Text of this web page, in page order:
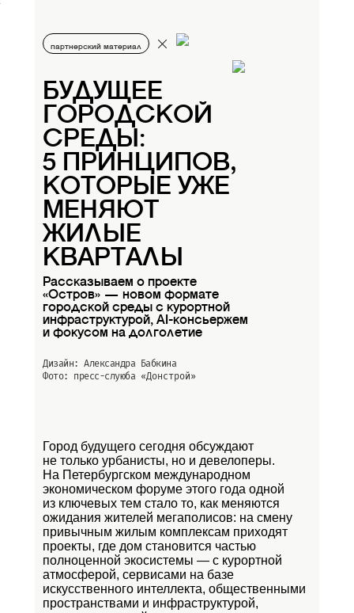
партнерский материал
БУДУЩЕЕ
ГОРОДСКОЙ
СРЕДЫ:
5 ПРИНЦИПОВ,
КОТОРЫЕ УЖЕ
МЕНЯЮТ
ЖИЛЫЕ
КВАРТАЛЫ
Рассказываем о проекте
«Остров» — новом формате
городской среды с курортной
инфраструктурой, AI-консьержем
и фокусом на долголетие
Дизайн: Александра Бабкина
Фото: пресс-слуюба «Донстрой»
Город будущего сегодня обсуждают
не только урбанисты, но и девелоперы.
На Петербургском международном
экономическом форуме этого года одной
из ключевых тем стало то, как меняются
ожидания жителей мегаполисов: на смену
привычным жилым комплексам приходят
проекты, где дом становится частью
полноценной экосистемы — с курортной
атмосферой, сервисами на базе
искусственного интеллекта, общественными
пространствами и инфраструктурой,